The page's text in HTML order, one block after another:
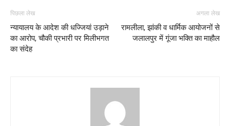
पिछला लेख
न्यायालय के आदेश की धज्जियां उड़ाने
का आरोप, चौकी प्रभारी पर मिलीभगत
का संदेह
अगला लेख
रामलीला, झांकी व धार्मिक आयोजनों से
जलालपुर में गूंजा भक्ति का माहौल